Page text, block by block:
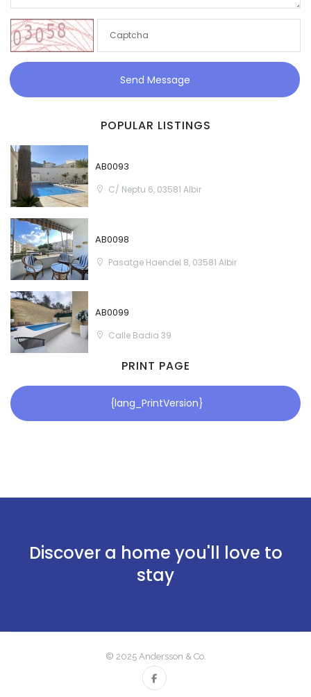
Send Message
POPULAR LISTINGS
AB0093
C/ Neptu 6, 03581 Albir
AB0098
Pasatge Haendel 8, 03581 Albir
AB0099
Calle Badia 39
PRINT PAGE
{lang_PrintVersion}
Discover a home you'll love to
stay
© 2025 Andersson & Co.